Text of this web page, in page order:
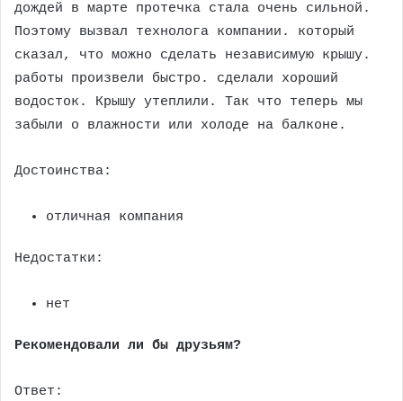
дождей в марте протечка стала очень сильной.
Поэтому вызвал технолога компании. который
сказал, что можно сделать независимую крышу.
работы произвели быстро. сделали хороший
водосток. Крышу утеплили. Так что теперь мы
забыли о влажности или холоде на балконе.
Достоинства:
отличная компания
Недостатки:
нет
Рекомендовали ли бы друзьям?
Ответ: